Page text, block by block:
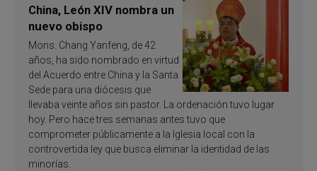
China, León XIV nombra un
nuevo obispo
Mons. Chang Yanfeng, de 42
años, ha sido nombrado en virtud
del Acuerdo entre China y la Santa
Sede para una diócesis que
llevaba veinte años sin pastor. La ordenación tuvo lugar
hoy. Pero hace tres semanas antes tuvo que
comprometer públicamente a la Iglesia local con la
controvertida ley que busca eliminar la identidad de las
minorías.